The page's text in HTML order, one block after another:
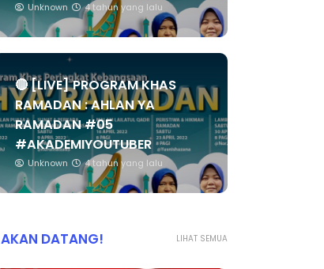
Unknown 4 tahun yang lalu
🔴 [LIVE] PROGRAM KHAS
RAMADAN : AHLAN YA
RAMADAN #05
#AKADEMIYOUTUBER
Unknown 4 tahun yang lalu
LIHAT SEMUA
AKAN DATANG!